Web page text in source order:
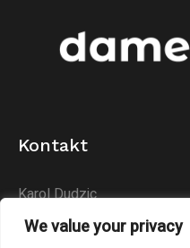
We value your privacy
Kontakt
Karol Dudzic
Huta Podłysica 24B
26-004 Bieliny